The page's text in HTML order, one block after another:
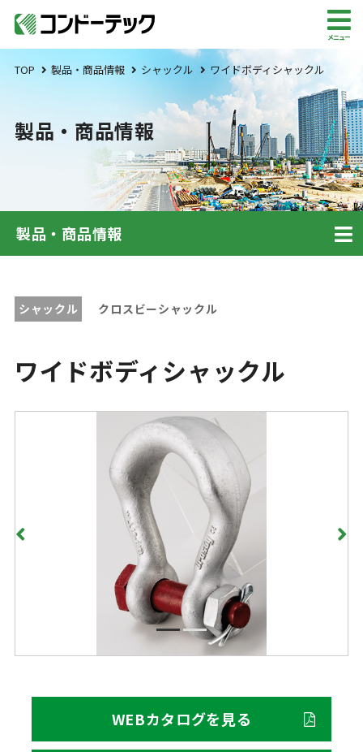
メニュー
TOP 製品・商品情報 シャックル ワイドボディシャックル
製品・商品情報
製品・商品情報
シャックル クロスビーシャックル
ワイドボディシャックル
WEBカタログを見る